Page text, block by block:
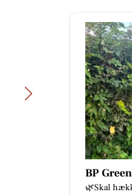
BP
🌿Skal